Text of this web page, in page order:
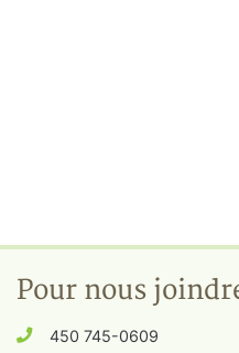
Pour nous
450 745-0609